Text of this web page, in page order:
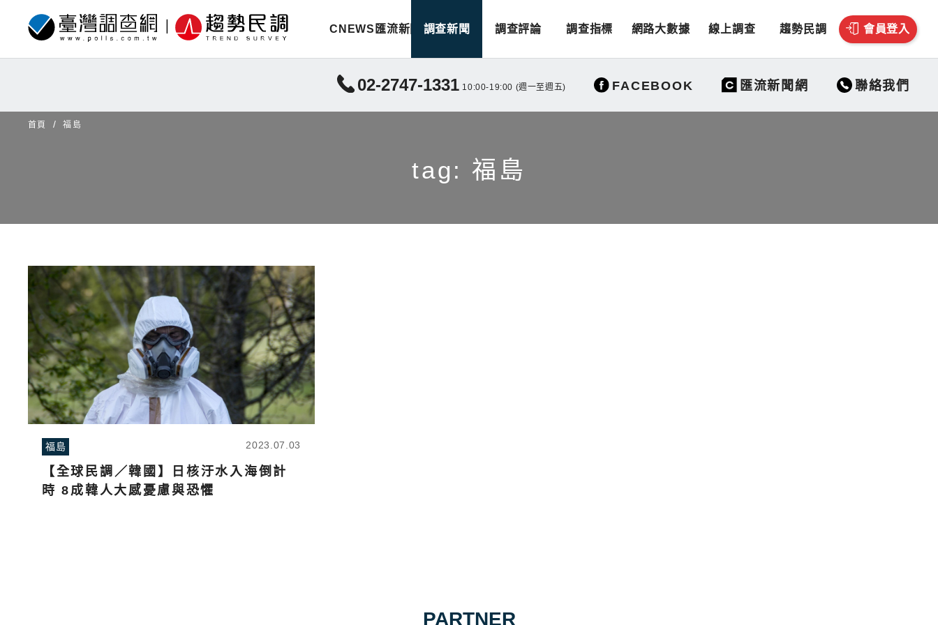
CNEWS匯流新聞 調查新聞 調查評論 調查指標 網路大數據 線上調查 趨勢民調 會員登入
02-2747-1331 10:00-19:00 (週一至週五) FACEBOOK 匯流新聞網 聯絡我們
首頁 福島
tag: 福島
福島 2023.07.03
【全球民調／韓國】日核汙水入海倒計
時 8成韓人大感憂慮與恐懼
PARTNER